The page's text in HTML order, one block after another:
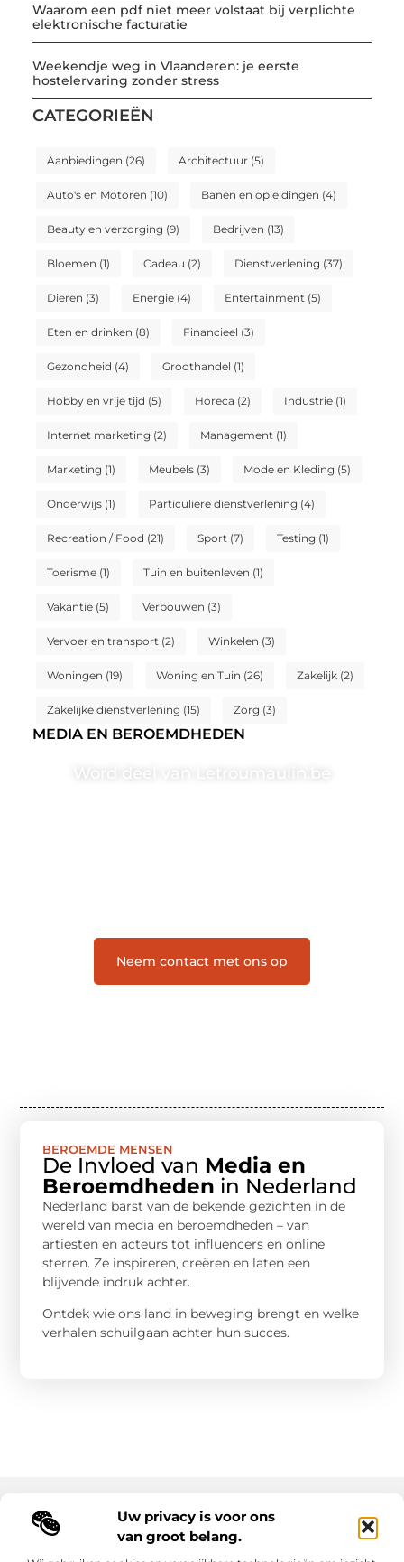
Uw privacy is voor ons
van groot belang.
Waarom een pdf niet meer volstaat bij verplichte
elektronische facturatie
Weekendje weg in Vlaanderen: je eerste
hostelervaring zonder stress
CATEGORIEËN
Aanbiedingen (26) Architectuur(5)
Auto's en Motoren (10) Banen en opleidingen (4)
Beauty en verzorging (9) Bedrijven (13)
Bloemen (1) Cadeau (2) Dienstverlening (37)
Dieren (3) Energie(4) Entertainment (5)
Eten en drinken (8) Financieel (3)
Gezondheid (4) Groothandel (1)
Hobby en vrije tijd (5) Horeca (2) Industrie(1)
Internet marketing (2) Management (1)
Marketing (1) Meubels(3) Mode en Kleding (5)
Onderwijs(1) Particuliere dienstverlening (4)
Recreation / Food (21) Sport (7) Testing (1)
Toerisme(1) Tuin en buitenleven (1)
Vakantie(5) Verbouwen (3)
Vervoer en transport (2) Winkelen (3)
Woningen (19) Woning en Tuin (26) Zakelijk(2)
Zakelijke dienstverlening (15) Zorg (3)
MEDIA EN BEROEMDHEDEN
Neem contact met ons op
BEROEMDE MENSEN
De Invloed van Media en
Beroemdheden in Nederland
Nederland barst van de bekende gezichten in de
wereld van media en beroemdheden – van
artiesten en acteurs tot influencers en online
sterren. Ze inspireren, creëren en laten een
blijvende indruk achter.
Ontdek wie ons land in beweging brengt en welke
verhalen schuilgaan achter hun succes.
Main Links